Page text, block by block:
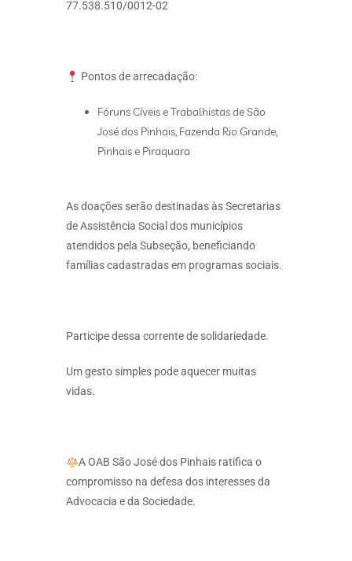
77.538.510/0012-02
Pontos de arrecadação:
Fóruns Cíveis e Trabalhistas de São
José dos Pinhais, Fazenda Rio Grande,
Pinhais e Piraquara
As doações serão destinadas às Secretarias
de Assistência Social dos municípios
atendidos pela Subseção, beneficiando
famílias cadastradas em programas sociais.
Participe dessa corrente de solidariedade.
Um gesto simples pode aquecer muitas
vidas.
A OAB São José dos Pinhais ratifica o
compromisso na defesa dos interesses da
Advocacia e da Sociedade.